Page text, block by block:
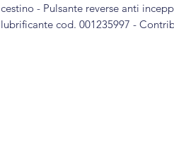
cestino - Pulsante reverse anti
lubrificante cod. 001235997 -